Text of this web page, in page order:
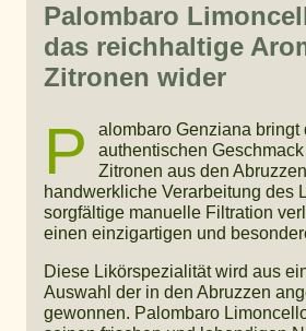
Palombaro
das reichhaltige
Zitronen wider
P
alombaro Genziana bringt
authentischen
Zitronen aus den
handwerkliche Verarbeitung des
sorgfältige manuelle Filtration
einen einzigartigen und
Diese Likörspezialität wird aus
Auswahl der in den Abruzzen
gewonnen. Palombaro